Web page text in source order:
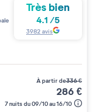
Très bien
4.1 /5
3982 avis
à partir de336€
286 €
7 nuits du 09/10 au 16/10